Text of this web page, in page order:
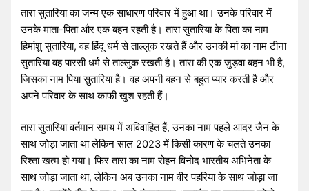
तारा सुतारिया का जन्म एक साधारण परिवार में हुआ था। उनके परिवार में
उनके माता-पिता और एक बहन रहती है। तारा सुतारिया के पिता का नाम
हिमांशु सुतारिया, वह हिंदू धर्म से ताल्लुक रखते हैं और उनकी मां का नाम टीना
सुतारिया वह पारसी धर्म से ताल्लुक रखती है। तारा की एक जुड़वा बहन भी है,
जिसका नाम पिया सुतारिया है। वह अपनी बहन से बहुत प्यार करती है और
अपने परिवार के साथ काफी खुश रहती हैं।
तारा सुतारिया वर्तमान समय में अविवाहित हैं, उनका नाम पहले आदर जैन के
साथ जोड़ा जाता था लेकिन साल 2023 में किसी कारण के चलते उनका
रिश्ता खत्म हो गया। फिर तारा का नाम रोहन विनोद भारतीय अभिनेता के
साथ जोड़ा जाता था, लेकिन अब उनका नाम वीर पहरिया के साथ जोड़ा जा